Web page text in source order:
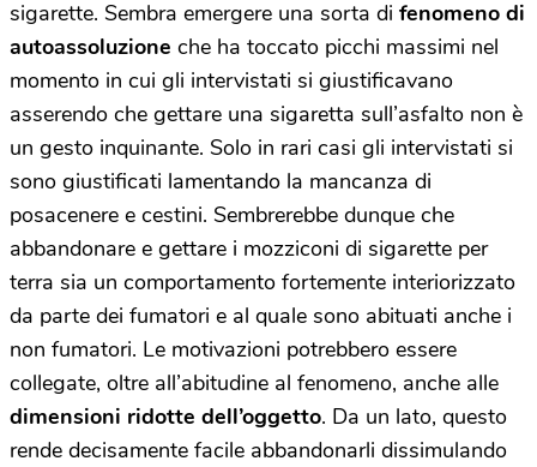
sigarette. Sembra emergere una sorta di fenomeno di
autoassoluzione che ha toccato picchi massimi nel
momento in cui gli intervistati si giustificavano
asserendo che gettare una sigaretta sull’asfalto non è
un gesto inquinante. Solo in rari casi gli intervistati si
sono giustificati lamentando la mancanza di
posacenere e cestini. Sembrerebbe dunque che
abbandonare e gettare i mozziconi di sigarette per
terra sia un comportamento fortemente interiorizzato
da parte dei fumatori e al quale sono abituati anche i
non fumatori. Le motivazioni potrebbero essere
collegate, oltre all’abitudine al fenomeno, anche alle
dimensioni ridotte dell’oggetto. Da un lato, questo
rende decisamente facile abbandonarli dissimulando